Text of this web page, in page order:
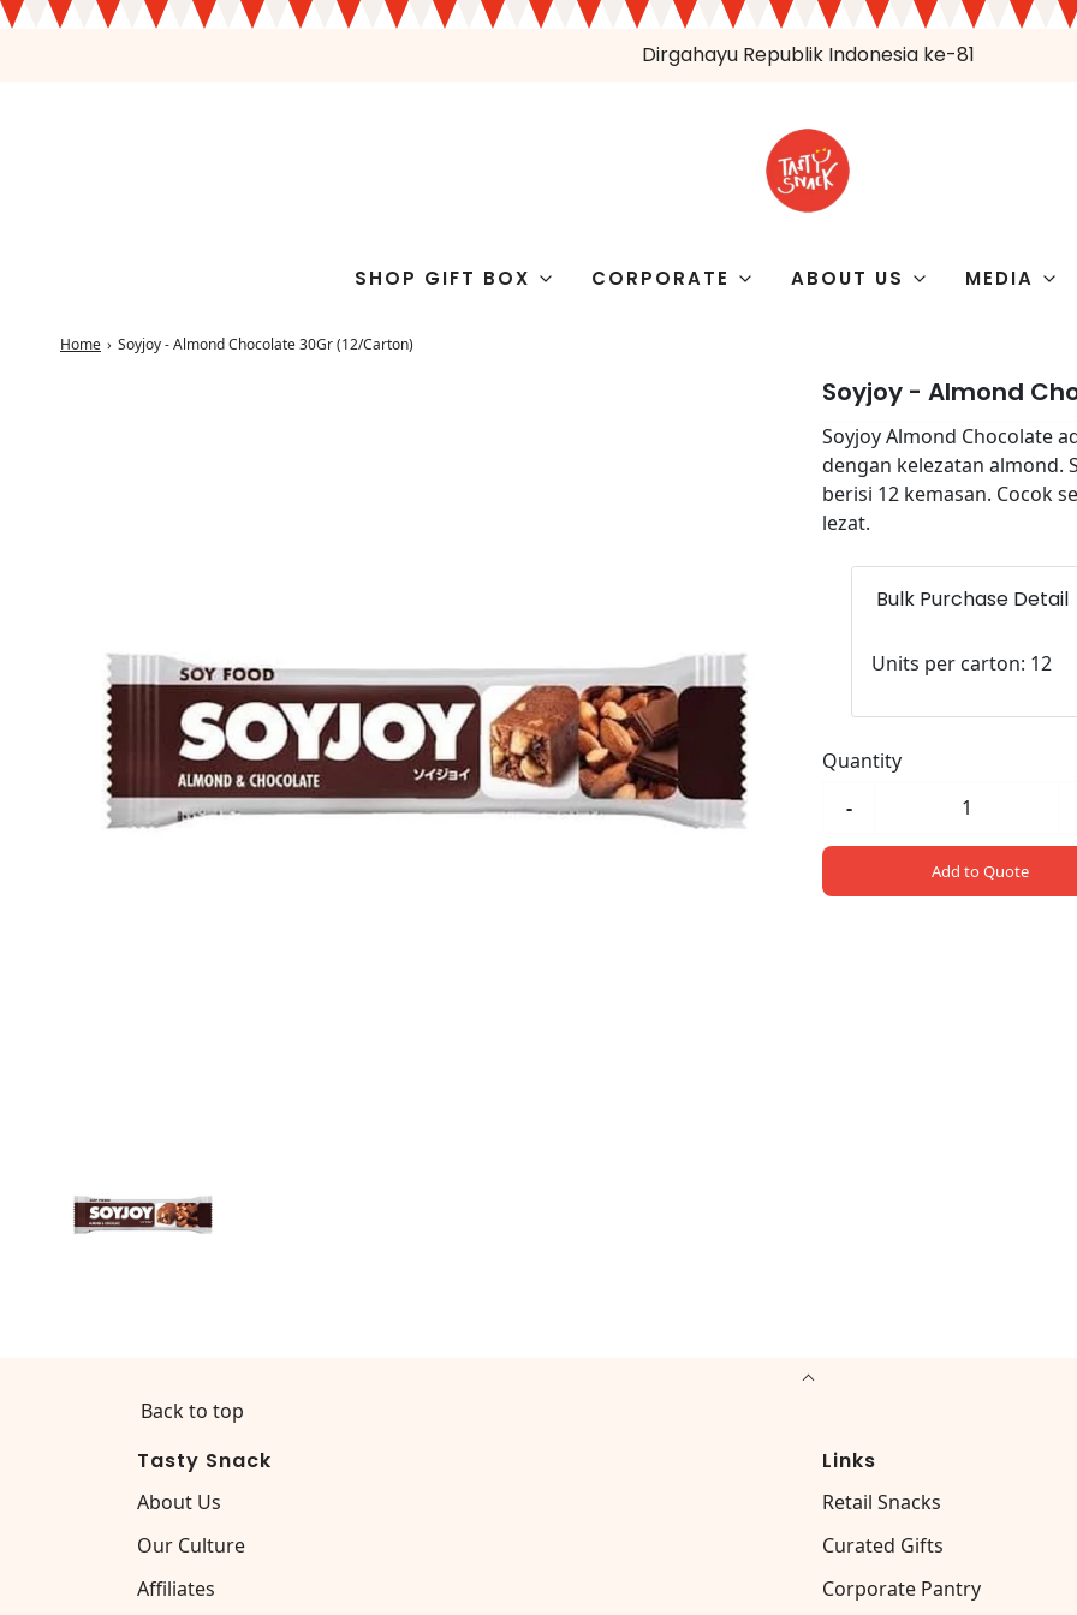
Dirgahayu Republik Indonesia ke-81
SHOP GIFT BOX CORPORATE ABOUT US MEDIA
Home › Soyjoy - Almond Chocolate 30Gr (12/Carton)
Soyjoy - Almond
Soyjoy Almond Chocolate
dengan kelezatan almond.
berisi 12 kemasan. Cocok
lezat.
Bulk Purchase Detail
Units per carton: 12
Quantity
-
Add to Quote
Back to top
Tasty Snack
About Us
Our Culture
Affiliates
Links
Retail Snacks
Curated Gifts
Corporate Pantry